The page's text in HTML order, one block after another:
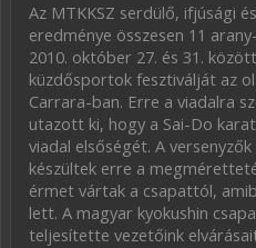
Az MTKKSZ serdülő, ifjúsági
eredménye összesen 11
2010. október 27. és 31.
küzdősportok fesztiválját az
Carrara-ban. Erre a viadalra
utazott ki, hogy a Sai-Do
viadal elsőségét. A
készültek erre a
érmet vártak a csapattól,
lett. A magyar kyokushin
teljesítette vezetőink